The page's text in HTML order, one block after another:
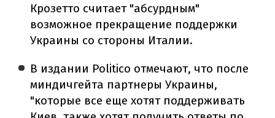
Крозетто считает "абсурдным"
возможное прекращение поддержки
Украины со стороны Италии.
В издании Politico отмечают, что после
миндичгейта партнеры Украины,
"которые все еще хотят поддерживать